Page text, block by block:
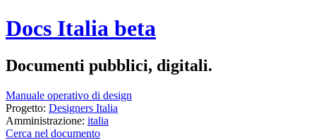
Docs Italia beta
Documenti pubblici, digitali.
Manuale operativo di design
Progetto: Designers Italia
Amministrazione: italia
Cerca nel documento